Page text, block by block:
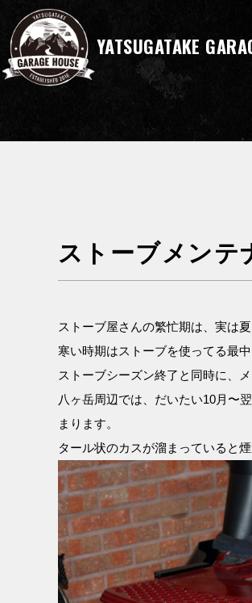
YATSUGATAKE
ストーブメンテ
ストーブ屋さんの繁忙期は、実は夏
寒い時期はストーブを使ってる最
ストーブシーズン終了と同時に、
八ヶ岳周辺では、だいたい10月〜
まります。
タール状のカスが溜まっていると